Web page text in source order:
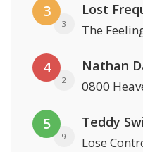
3
3
Lost
The
4
2 0800
5
9
Teddy
Lose